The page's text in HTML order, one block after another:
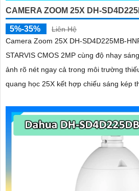
CAMERA ZOOM 25X DH-
5%-35%
Liên Hệ
Camera Zoom 25X DH-SD4D225MB-
STARVIS CMOS 2MP cùng độ nhạy
ảnh rõ nét ngay cả trong môi trường
quang học 25X kết hợp chiếu sáng kép
cùng chuẩn chống nước IP67 giúp